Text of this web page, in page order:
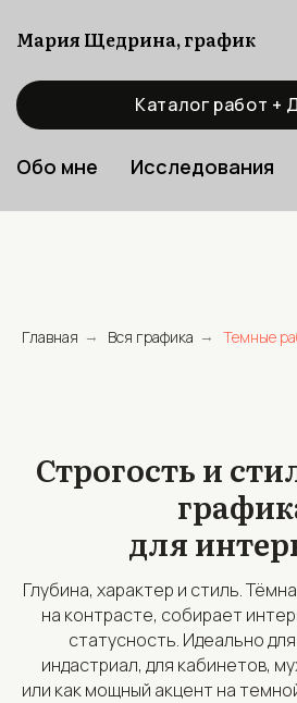
Мария Щедрина, график
Каталог работ +
Обо мне Исследования
Главная → Вся графика → Темные
Строгость и
для
Глубина, характер и стиль.
на контрасте, собирает
статусность. Идеально
индастриал, для кабинетов,
или как мощный акцент на